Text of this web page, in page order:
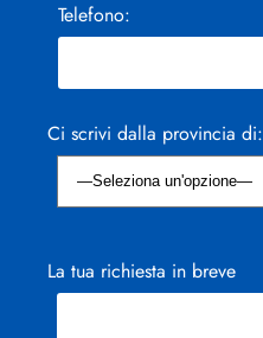
Telefono:
Ci scrivi dalla provincia di:
La tua richiesta in breve